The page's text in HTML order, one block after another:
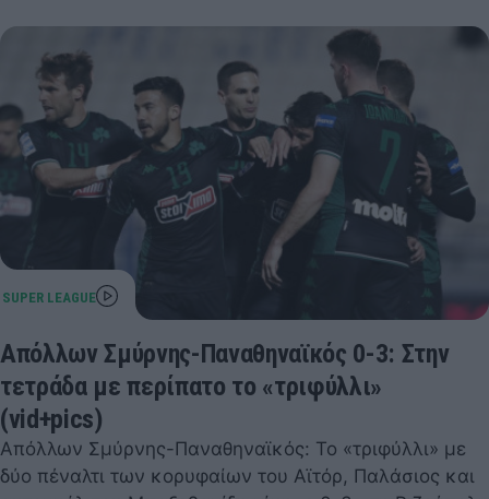
Απόλλων Σμύρνης-Παναθηναϊκός 0-3: Στην
τετράδα με περίπατο το «τριφύλλι»
(vid+pics)
Απόλλων Σμύρνης-Παναθηναϊκός: Το «τριφύλλι» με
δύο πέναλτι των κορυφαίων του Αϊτόρ, Παλάσιος και